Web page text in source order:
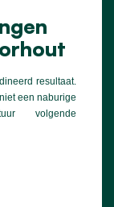
resultaat.
een naburige
volgende